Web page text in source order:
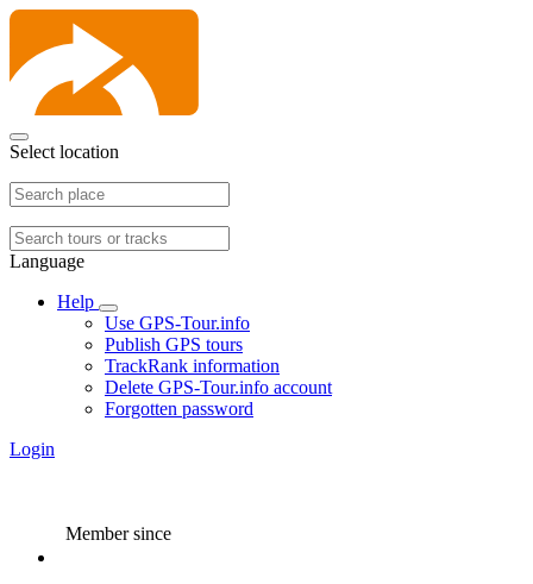
Select location
Language
Help
Use GPS-Tour.info
Publish GPS tours
TrackRank information
Delete GPS-Tour.info account
Forgotten password
Login
Member since